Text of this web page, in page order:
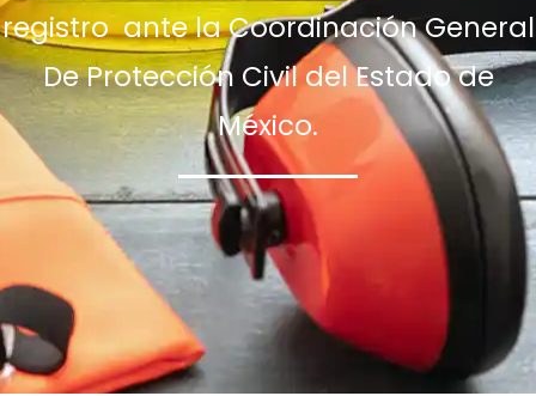
registro ante la Coordinación General
De Protección Civil del Estado de
México.